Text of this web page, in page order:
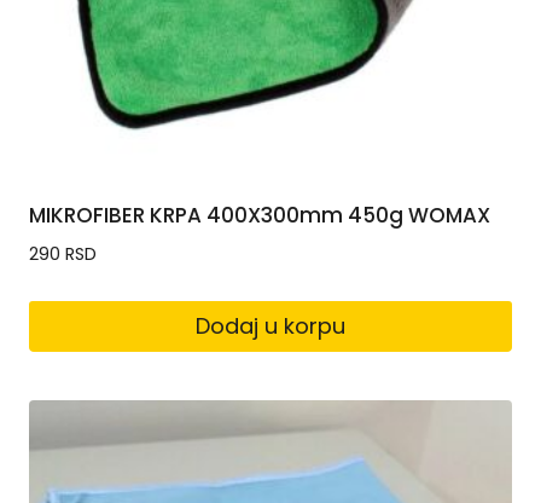
MIKROFIBER KRPA 400X300mm 450g WOMAX
290 RSD
Dodaj u korpu